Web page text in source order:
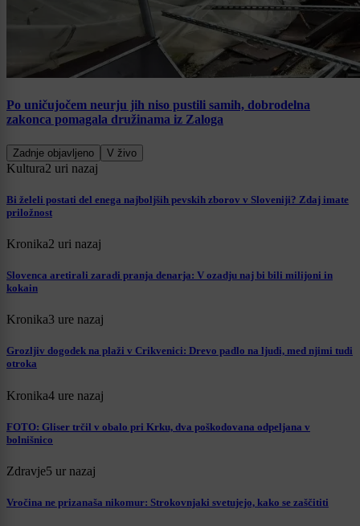
Po uničujočem neurju jih niso pustili samih, dobrodelna
zakonca pomagala družinama iz Zaloga
Zadnje objavljeno V živo
Kultura2 uri nazaj
Bi želeli postati del enega najboljših pevskih zborov v Sloveniji? Zdaj imate
priložnost
Kronika2 uri nazaj
Slovenca aretirali zaradi pranja denarja: V ozadju naj bi bili milijoni in
kokain
Kronika3 ure nazaj
Grozljiv dogodek na plaži v Crikvenici: Drevo padlo na ljudi, med njimi tudi
otroka
Kronika4 ure nazaj
FOTO: Gliser trčil v obalo pri Krku, dva poškodovana odpeljana v
bolnišnico
Zdravje5 ur nazaj
Vročina ne prizanaša nikomur: Strokovnjaki svetujejo, kako se zaščititi